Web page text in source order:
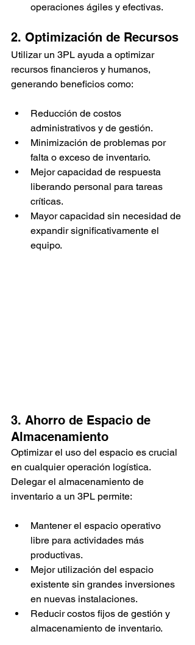
operaciones ágiles y efectivas.
2. Optimización de Recursos
Utilizar un 3PL ayuda a optimizar
recursos financieros y humanos,
generando beneficios como:
Reducción de costos
administrativos y de gestión.
Minimización de problemas por
falta o exceso de inventario.
Mejor capacidad de respuesta
liberando personal para tareas
críticas.
Mayor capacidad sin necesidad de
expandir significativamente el
equipo.
3. Ahorro de Espacio de
Almacenamiento
Optimizar el uso del espacio es crucial
en cualquier operación logística.
Delegar el almacenamiento de
inventario a un 3PL permite:
Mantener el espacio operativo
libre para actividades más
productivas.
Mejor utilización del espacio
existente sin grandes inversiones
en nuevas instalaciones.
Reducir costos fijos de gestión y
almacenamiento de inventario.